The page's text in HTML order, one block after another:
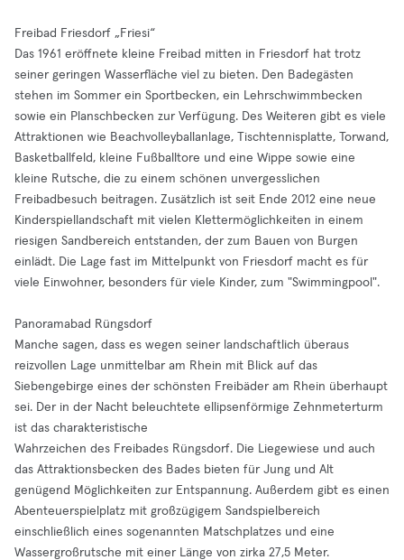
Freibad Friesdorf „Friesi“
Das 1961 eröffnete kleine Freibad mitten in Friesdorf hat trotz
seiner geringen Wasserfläche viel zu bieten. Den Badegästen
stehen im Sommer ein Sportbecken, ein Lehrschwimmbecken
sowie ein Planschbecken zur Verfügung. Des Weiteren gibt es viele
Attraktionen wie Beachvolleyballanlage, Tischtennisplatte, Torwand,
Basketballfeld, kleine Fußballtore und eine Wippe sowie eine
kleine Rutsche, die zu einem schönen unvergesslichen
Freibadbesuch beitragen. Zusätzlich ist seit Ende 2012 eine neue
Kinderspiellandschaft mit vielen Klettermöglichkeiten in einem
riesigen Sandbereich entstanden, der zum Bauen von Burgen
einlädt. Die Lage fast im Mittelpunkt von Friesdorf macht es für
viele Einwohner, besonders für viele Kinder, zum "Swimmingpool".
Panoramabad Rüngsdorf
Manche sagen, dass es wegen seiner landschaftlich überaus
reizvollen Lage unmittelbar am Rhein mit Blick auf das
Siebengebirge eines der schönsten Freibäder am Rhein überhaupt
sei. Der in der Nacht beleuchtete ellipsenförmige Zehnmeterturm
ist das charakteristische
Wahrzeichen des Freibades Rüngsdorf. Die Liegewiese und auch
das Attraktionsbecken des Bades bieten für Jung und Alt
genügend Möglichkeiten zur Entspannung. Außerdem gibt es einen
Abenteuerspielplatz mit großzügigem Sandspielbereich
einschließlich eines sogenannten Matschplatzes und eine
Wassergroßrutsche mit einer Länge von zirka 27,5 Meter.